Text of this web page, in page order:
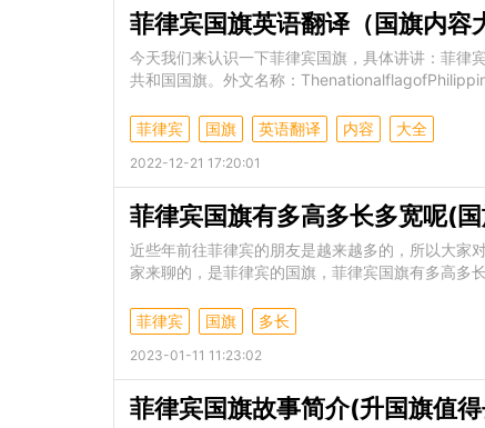
菲律宾国旗英语翻译（国旗内容
今天我们来认识一下菲律宾国旗，具体讲讲：菲律
共和国国旗。外文名称：
菲律宾 国旗 英语翻译 内容 大全
2022-12-21 17:20:01
菲律宾国旗有多高多长多宽呢(
近些年前往菲律宾的朋友是越来越多的，所以大家
家来聊的，是菲律宾的国旗，菲律宾国旗有多高多
菲律宾 国旗 多长
2023-01-11 11:23:02
菲律宾国旗故事简介(升国旗值